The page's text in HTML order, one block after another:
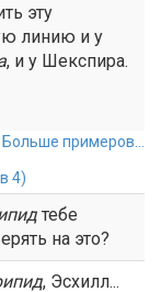
эту
линию и у
, и у Шекспира.
Больше примеров...
4)
тебе
на это?
, Эсхилл...